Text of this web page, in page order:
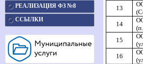
РЕАЛИЗАЦИЯ ФЗ №8
ССЫЛКИ
13
14
15
16